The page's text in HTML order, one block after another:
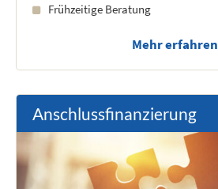
Frühzeitige Beratung
Mehr erfahren
Anschlussfinanzierung